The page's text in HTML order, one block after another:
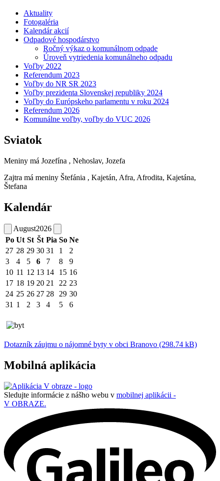
Aktuality
Fotogaléria
Kalendár akcií
Odpadové hospodárstvo
Ročný výkaz o komunálnom odpade
Úroveň vytriedenia komunálneho odpadu
Voľby 2022
Referendum 2023
Voľby do NR SR 2023
Voľby prezidenta Slovenskej republiky 2024
Voľby do Európskeho parlamentu v roku 2024
Referendum 2026
Komunálne voľby, voľby do VUC 2026
Sviatok
Meniny má Jozefína , Nehoslav, Jozefa
Zajtra má meniny Štefánia , Kajetán, Afra, Afrodita, Kajetána,
Štefana
Kalendár
August2026
Po Ut St Št Pia So Ne
27 28 29 30 31 1
2
3
4 5 6 7 8
9
10 11 12 13 14 15 16
17 18 19 20 21 22 23
24 25 26 27 28 29 30
31 1 2 3 4 5 6
Dotazník záujmu o nájomné byty v obci Branovo (298.74 kB)
Mobilná aplikácia
Sledujte informácie z nášho webu v mobilnej aplikácii -
V OBRAZE.